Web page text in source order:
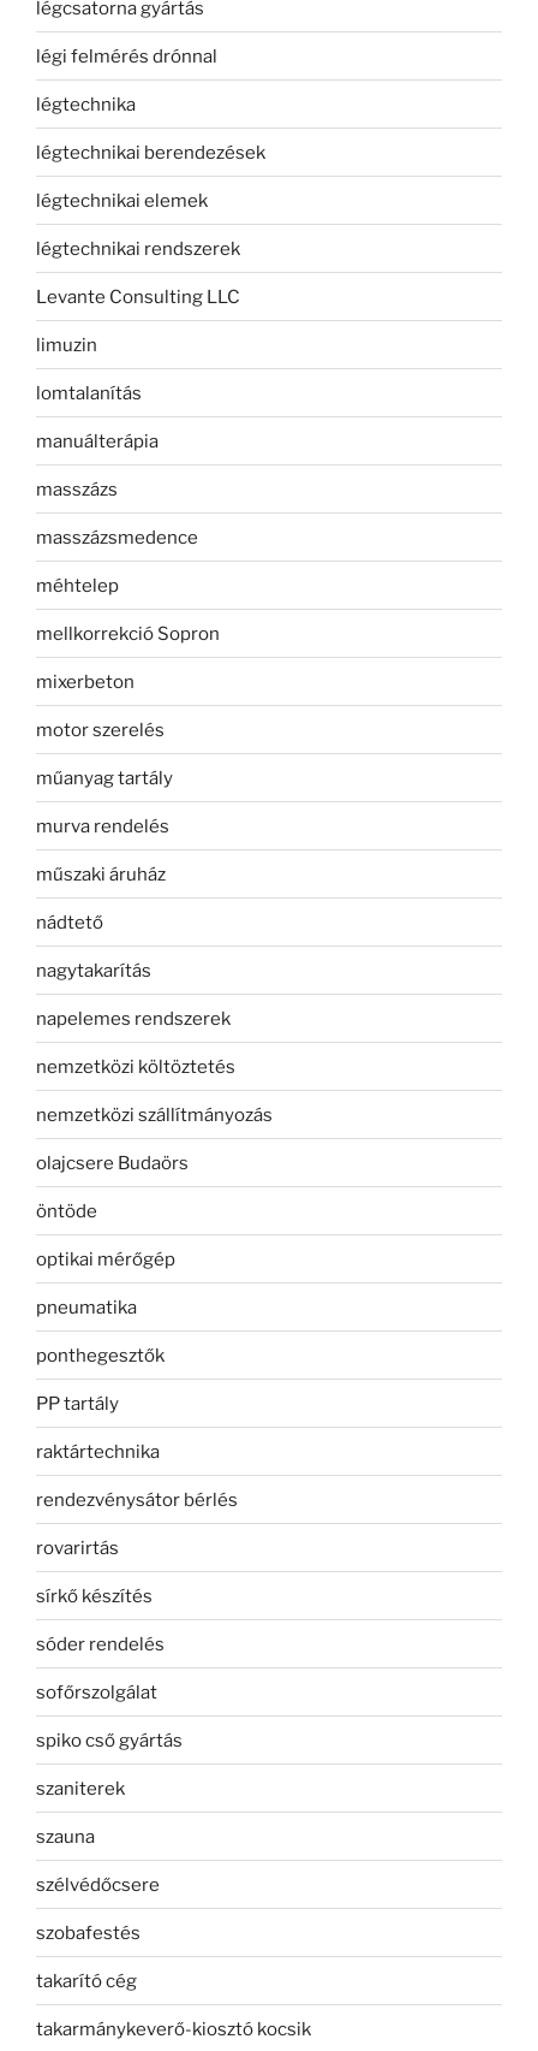
légcsatorna gyártás
légi felmérés drónnal
légtechnika
légtechnikai berendezések
légtechnikai elemek
légtechnikai rendszerek
Levante Consulting LLC
limuzin
lomtalanítás
manuálterápia
masszázs
masszázsmedence
méhtelep
mellkorrekció Sopron
mixerbeton
motor szerelés
műanyag tartály
murva rendelés
műszaki áruház
nádtető
nagytakarítás
napelemes rendszerek
nemzetközi költöztetés
nemzetközi szállítmányozás
olajcsere Budaörs
öntöde
optikai mérőgép
pneumatika
ponthegesztők
PP tartály
raktártechnika
rendezvénysátor bérlés
rovarirtás
sírkő készítés
sóder rendelés
sofőrszolgálat
spiko cső gyártás
szaniterek
szauna
szélvédőcsere
szobafestés
takarító cég
takarmánykeverő-kiosztó kocsik